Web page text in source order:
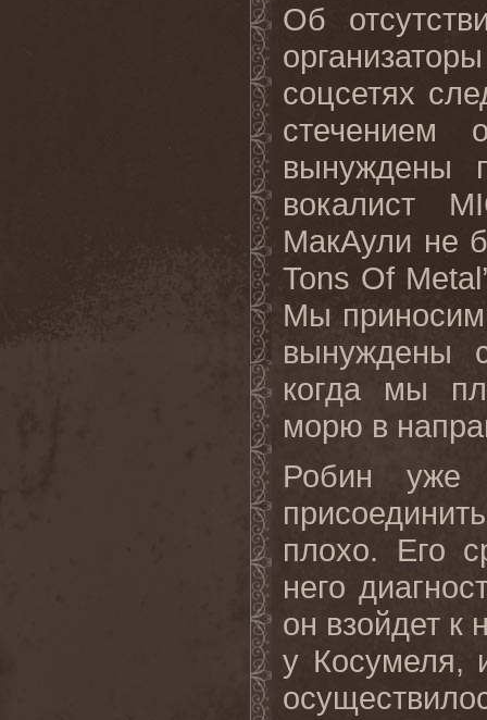
Об
соцсетях
стечением
вынуждены
вокалист
МакАули не
Tons Of Metal
Мы приносим
вынуждены
когда мы
морю в
Робин уже
плохо. Его
него
он взойдет к
у Косумеля,